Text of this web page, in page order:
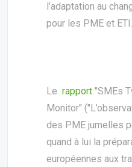
l’adaptation au
pour les PME et ETI.
Le rapport "SMEs
Monitor"
des PME jumelles
quand à lui la
européennes aux